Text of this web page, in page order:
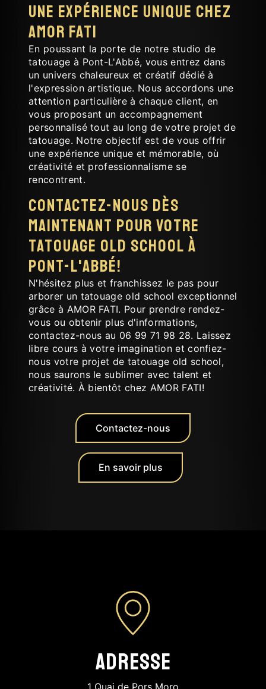
Une expérience unique chez
AMOR FATI
En poussant la porte de notre studio de
tatouage à Pont-L'Abbé, vous entrez dans
un univers chaleureux et créatif dédié à
l'expression artistique. Nous accordons une
attention particulière à chaque client, en
vous proposant un accompagnement
personnalisé tout au long de votre projet de
tatouage. Notre objectif est de vous offrir
une expérience unique et mémorable, où
créativité et professionnalisme se
rencontrent.
Contactez-nous dès
maintenant pour votre
tatouage old school à
Pont-L'Abbé!
N'hésitez plus et franchissez le pas pour
arborer un tatouage old school exceptionnel
grâce à AMOR FATI. Pour prendre rendez-
vous ou obtenir plus d'informations,
contactez-nous au 06 99 71 98 28. Laissez
libre cours à votre imagination et confiez-
nous votre projet de tatouage old school,
nous saurons le sublimer avec talent et
créativité. À bientôt chez AMOR FATI!
En savoir plus
Contactez-nous
Adresse
1 Quai de Pors Moro